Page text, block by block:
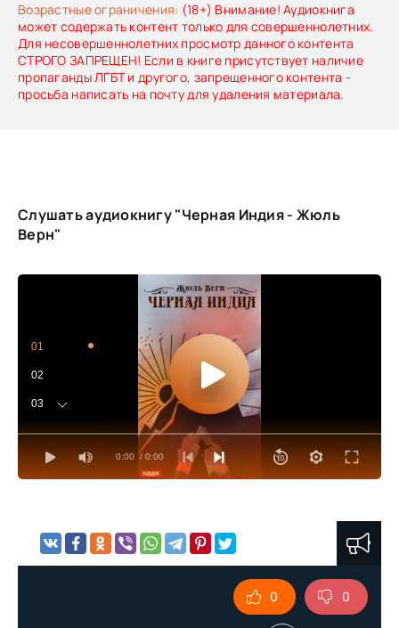
Возрастные ограничения: (18+) Внимание! Аудиокнига
может содержать контент только для совершеннолетних.
Для несовершеннолетних просмотр данного контента
СТРОГО ЗАПРЕЩЕН! Если в книге присутствует наличие
пропаганды ЛГБТ и другого, запрещенного контента -
просьба написать на почту для удаления материала.
Слушать аудиокнигу "Черная Индия - Жюль
Верн"
0:00 / 0:00
01
02
03
04
0 0